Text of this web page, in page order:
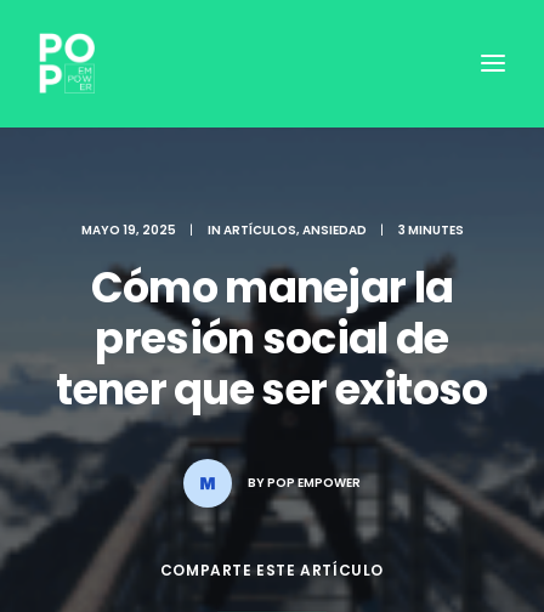
INICIAR SESIÓN
RESERVAR SESIÓN
MAYO 19, 2025 | INARTÍCULOS, ANSIEDAD | 3 MINUTES
Cómo manejar la
presión social de
tener que ser exitoso
BYPOP EMPOWER
COMPARTE ESTE ARTÍCULO